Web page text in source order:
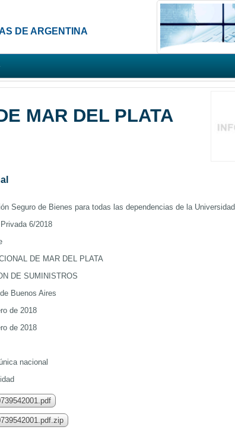
DE ARGENTINA
MAR DEL PLATA
Seguro de Bienes para todas las dependencias de la Universidad
6/2018
DE MAR DEL PLATA
DE SUMINISTROS
Buenos Aires
de 2018
de 2018
nacional